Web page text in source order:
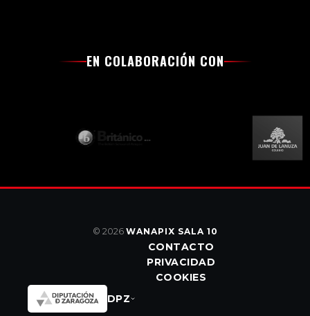
EN COLABORACIÓN CON
© 2026 WANAPIX SALA 10
CONTACTO
PRIVACIDAD
COOKIES
DPZ